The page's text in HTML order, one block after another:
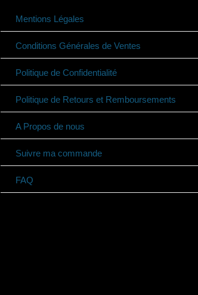
Mentions Légales
Conditions Générales de Ventes
Politique de Confidentialité
Politique de Retours et Remboursements
A Propos de nous
Suivre ma commande
FAQ